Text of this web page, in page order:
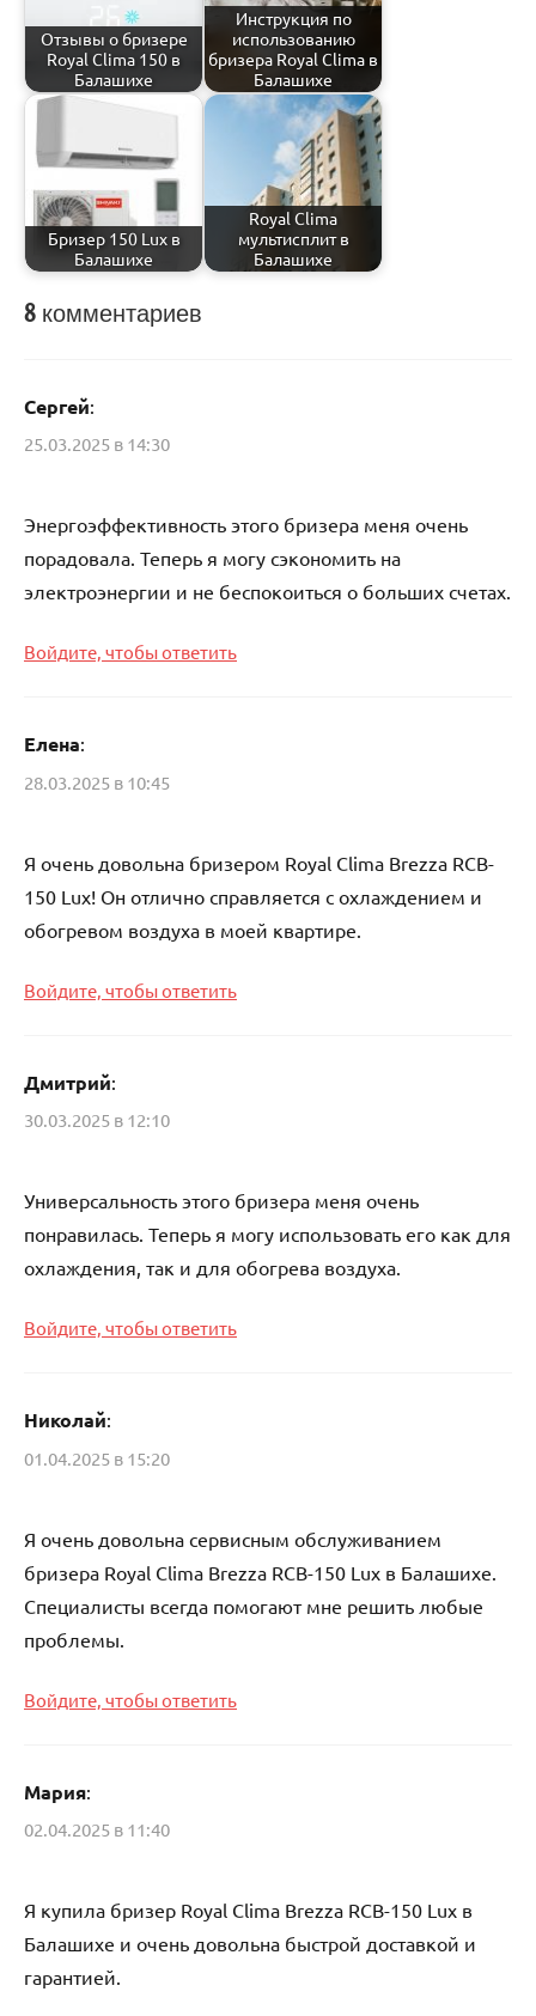
Отзывы о бризере
Royal Clima 150 в
Балашихе
Инструкция по
использованию
бризера Royal Clima в
Балашихе
Бризер 150 Lux в
Балашихе
Royal Clima
мультисплит в
Балашихе
8 комментариев
Сергей:
25.03.2025 в 14:30
Энергоэффективность этого бризера меня очень
порадовала. Теперь я могу сэкономить на
электроэнергии и не беспокоиться о больших счетах.
Войдите, чтобы ответить
Елена:
28.03.2025 в 10:45
Я очень довольна бризером Royal Clima Brezza RCB-
150 Lux! Он отлично справляется с охлаждением и
обогревом воздуха в моей квартире.
Войдите, чтобы ответить
Дмитрий:
30.03.2025 в 12:10
Универсальность этого бризера меня очень
понравилась. Теперь я могу использовать его как для
охлаждения, так и для обогрева воздуха.
Войдите, чтобы ответить
Николай:
01.04.2025 в 15:20
Я очень довольна сервисным обслуживанием
бризера Royal Clima Brezza RCB-150 Lux в Балашихе.
Специалисты всегда помогают мне решить любые
проблемы.
Войдите, чтобы ответить
Мария:
02.04.2025 в 11:40
Я купила бризер Royal Clima Brezza RCB-150 Lux в
Балашихе и очень довольна быстрой доставкой и
гарантией.